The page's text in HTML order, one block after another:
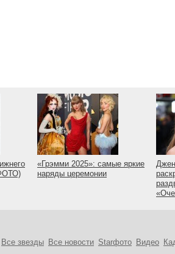
«Грэмми 2025»: самые яркие
наряды церемонии
Все звезды Все новости Starфото Видео